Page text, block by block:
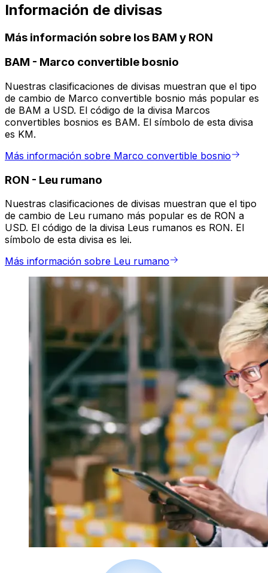
Información de divisas
Más información sobre los BAM y RON
BAM - Marco convertible bosnio
Nuestras clasificaciones de divisas muestran que el tipo
de cambio de Marco convertible bosnio más popular es
de BAM a USD. El código de la divisa Marcos
convertibles bosnios es BAM. El símbolo de esta divisa
es KM.
Más información sobre Marco convertible bosnio
RON - Leu rumano
Nuestras clasificaciones de divisas muestran que el tipo
de cambio de Leu rumano más popular es de RON a
USD. El código de la divisa Leus rumanos es RON. El
símbolo de esta divisa es lei.
Más información sobre Leu rumano